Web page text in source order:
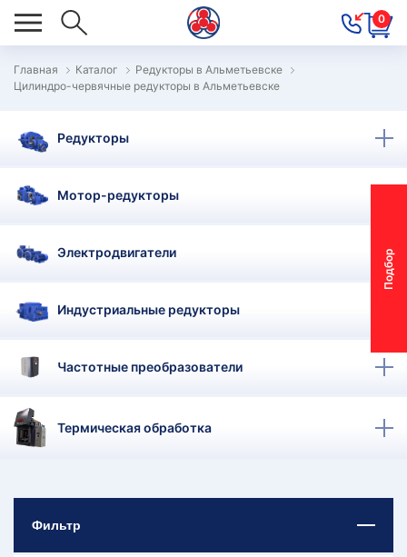
0
П
о
д
б
о
р
м
о
т
о
р
-
р
е
д
у
к
т
о
р
Главная Каталог
Редукторы в Альметьевске
Цилиндро-червячные редукторы в Альметьевске
Редукторы
Мотор-редукторы
Электродвигатели
Индустриальные редукторы
Частотные преобразователи
Термическая обработка
Фильтр